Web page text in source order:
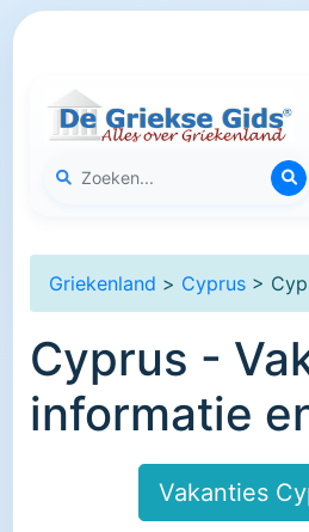
Griekenland > Cyprus >
Cyprus -
informatie
Vakanties